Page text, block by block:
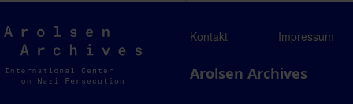
Arolsen
Archives
Kontakt Impressum
Arolsen Archives